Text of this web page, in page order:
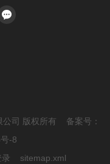
公司 版权所有 备案号：
-8
sitemap.xml